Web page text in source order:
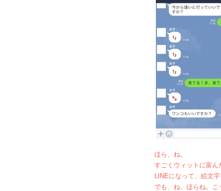
ほら、ね。
すごくウィットに富ん
LINEになって、絵文
でも、ね、ほらね。